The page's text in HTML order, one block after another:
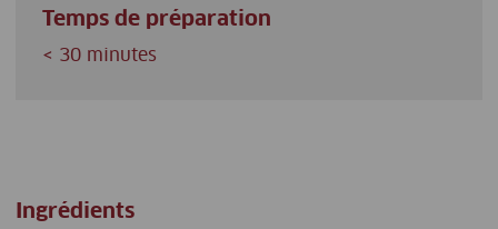
Temps de préparation
< 30 minutes
Ingrédients